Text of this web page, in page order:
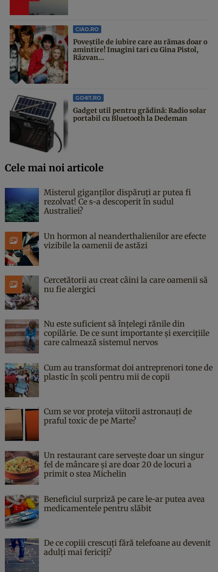
CIAO.RO
Poveştile de iubire care au rămas doar o
amintire! Imagini tari cu Gina Pistol,
Răzvan...
GO4IT.RO
Gadget util pentru grădină: Radio solar
portabil cu Bluetooth la Dedeman
Cele mai noi articole
Misterul giganților dispăruți ar putea fi
rezolvat! Ce s-a descoperit în sudul
Australiei?
Un hormon al neanderthalienilor are efecte
vizibile la oamenii de astăzi
Cercetătorii au creat câini la care oamenii să
nu fie alergici
Nu este suficient să înțelegi rănile din
copilărie. De ce sunt importante și exercițiile
care calmează sistemul nervos
Cum au transformat doi antreprenori tone de
plastic în școli pentru mii de copii
Cum se vor proteja viitorii astronauți de
praful toxic de pe Marte?
Un restaurant care servește doar un singur
fel de mâncare și are doar 20 de locuri a
primit o stea Michelin
Beneficiul surpriză pe care le-ar putea avea
medicamentele pentru slăbit
De ce copiii crescuți fără telefoane au devenit
adulți mai fericiți?